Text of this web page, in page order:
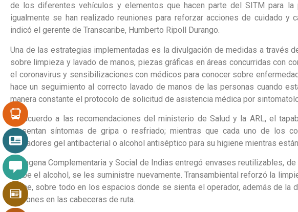
de los diferentes vehículos y elementos que hacen parte del SITM para la
igualmente se han realizado reuniones para reforzar acciones de cuidado y
indicó el gerente de Transcaribe, Humberto Ripoll Durango.
Una de las estrategias implementadas es la divulgación de medidas a través
sobre limpieza y lavado de manos, piezas gráficas en áreas concurridas con
el coronavirus y sensibilizaciones con médicos para conocer sobre
hace un seguimiento al correcto lavado de manos de las personas cuando
manera constante el protocolo de solicitud de asistencia médica por
De acuerdo a las recomendaciones del ministerio de Salud y la ARL, el
presentan síntomas de gripa o resfriado; mientras que cada uno de los
operadores gel antibacterial o alcohol antiséptico para su higiene mientras
Cartagena Complementaria y Social de Indias entregó envases reutilizables,
acabe el alcohol, se les suministre nuevamente. Transambiental reforzó la
noche, sobre todo en los espacios donde se sienta el operador, además de la
padrones en las cabeceras de ruta.